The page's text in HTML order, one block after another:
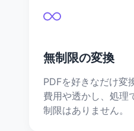
無制限の変換
PDFを好きなだけ変
費用や透かし、処理
制限はありません。